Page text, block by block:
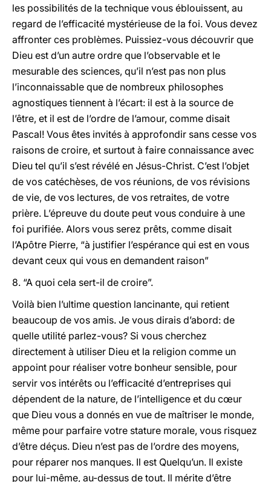
les possibilités de la technique vous éblouissent, au
regard de l’efficacité mystérieuse de la foi. Vous devez
affronter ces problèmes. Puissiez-vous découvrir que
Dieu est d’un autre ordre que l’observable et le
mesurable des sciences, qu’il n’est pas non plus
l’inconnaissable que de nombreux philosophes
agnostiques tiennent à l’écart: il est à la source de
l’être, et il est de l’ordre de l’amour, comme disait
Pascal! Vous êtes invités à approfondir sans cesse vos
raisons de croire, et surtout à faire connaissance avec
Dieu tel qu’il s’est révélé en Jésus-Christ. C’est l’objet
de vos catéchèses, de vos réunions, de vos révisions
de vie, de vos lectures, de vos retraites, de votre
prière. L’épreuve du doute peut vous conduire à une
foi purifiée. Alors vous serez prêts, comme disait
l’Apôtre Pierre, “à justifier l’espérance qui est en vous
devant ceux qui vous en demandent raison”
8. “A quoi cela sert-il de croire”.
Voilà bien l’ultime question lancinante, qui retient
beaucoup de vos amis. Je vous dirais d’abord: de
quelle utilité parlez-vous? Si vous cherchez
directement à utiliser Dieu et la religion comme un
appoint pour réaliser votre bonheur sensible, pour
servir vos intérêts ou l’efficacité d’entreprises qui
dépendent de la nature, de l’intelligence et du cœur
que Dieu vous a donnés en vue de maîtriser le monde,
même pour parfaire votre stature morale, vous risquez
d’être déçus. Dieu n’est pas de l’ordre des moyens,
pour réparer nos manques. Il est Quelqu’un. Il existe
pour lui-même, au-dessus de tout. Il mérite d’être